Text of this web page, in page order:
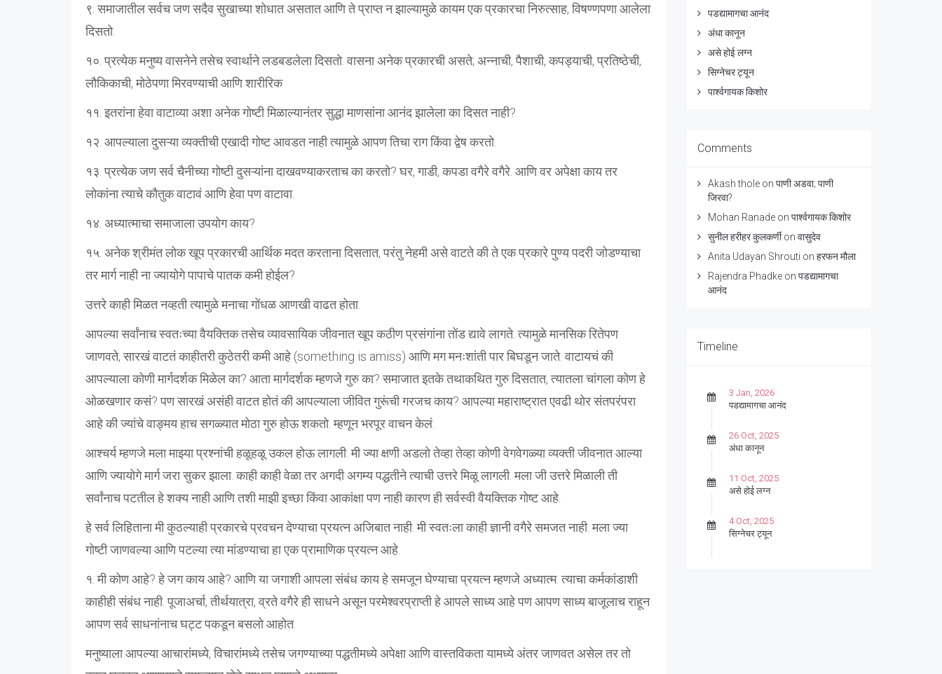
९. समाजातील सर्वच जण सदैव सुखाच्या शोधात असतात आणि ते प्राप्त न झाल्यामुळे कायम एक प्रकारचा निरुत्साह, विषण्णपणा आलेला
दिसतो.
१०. प्रत्येक मनुष्य वासनेने तसेच स्वार्थाने लडबडलेला दिसतो. वासना अनेक प्रकारची असते; अन्नाची, पैशाची, कपड्याची, प्रतिष्ठेची,
लौकिकाची, मोठेपणा मिरवण्याची आणि शारीरिक
११. इतरांना हेवा वाटाव्या अशा अनेक गोष्टी मिळाल्यानंतर सुद्धा माणसांना आनंद झालेला का दिसत नाही?
१२. आपल्याला दुसऱ्या व्यक्तीची एखादी गोष्ट आवडत नाही त्यामुळे आपण तिचा राग किंवा द्वेष करतो.
१३. प्रत्येक जण सर्व चैनीच्या गोष्टी दुसऱ्यांना दाखवण्याकरताच का करतो? घर, गाडी, कपडा वगैरे वगैरे. आणि वर अपेक्षा काय तर
लोकांना त्याचे कौतुक वाटावं आणि हेवा पण वाटावा.
१४. अध्यात्माचा समाजाला उपयोग काय?
१५. अनेक श्रीमंत लोक खूप प्रकारची आर्थिक मदत करताना दिसतात, परंतु नेहमी असे वाटते की ते एक प्रकारे पुण्य पदरी जोडण्याचा
तर मार्ग नाही ना ज्यायोगे पापाचे पातक कमी होईल?
उत्तरे काही मिळत नव्हती त्यामुळे मनाचा गोंधळ आणखी वाढत होता.
आपल्या सर्वांनाच स्वतःच्या वैयक्तिक तसेच व्यावसायिक जीवनात खूप कठीण प्रसंगांना तोंड द्यावे लागते. त्यामुळे मानसिक रितेपण
जाणवते, सारखं वाटतं काहीतरी कुठेतरी कमी आहे (something is amiss) आणि मग मनःशांती पार बिघडून जाते. वाटायचं की
आपल्याला कोणी मार्गदर्शक मिळेल का? आता मार्गदर्शक म्हणजे गुरु का? समाजात इतके तथाकथित गुरु दिसतात, त्यातला चांगला कोण हे
ओळखणार कसं? पण सारखं असंही वाटत होतं की आपल्याला जीवित गुरूंची गरजच काय? आपल्या महाराष्ट्रात एवढी थोर संतपरंपरा
आहे की ज्यांचे वाङ्मय हाच सगळ्यात मोठा गुरु होऊ शकतो. म्हणून भरपूर वाचन केलं.
आश्चर्य म्हणजे मला माझ्या प्रश्नांची हळूहळू उकल होऊ लागली. मी ज्या क्षणी अडलो तेव्हा तेव्हा कोणी वेगवेगळ्या व्यक्ती जीवनात आल्या
आणि ज्यायोगे मार्ग जरा सुकर झाला. काही काही वेळा तर अगदी अगम्य पद्धतीने त्याची उत्तरे मिळू लागली. मला जी उत्तरे मिळाली ती
सर्वांनाच पटतील हे शक्य नाही आणि तशी माझी इच्छा किंवा आकांक्षा पण नाही कारण ही सर्वस्वी वैयक्तिक गोष्ट आहे.
हे सर्व लिहिताना मी कुठल्याही प्रकारचे प्रवचन देण्याचा प्रयत्न अजिबात नाही. मी स्वतःला काही ज्ञानी वगैरे समजत नाही. मला ज्या
गोष्टी जाणवल्या आणि पटल्या त्या मांडण्याचा हा एक प्रामाणिक प्रयत्न आहे.
१. मी कोण आहे? हे जग काय आहे? आणि या जगाशी आपला संबंध काय हे समजून घेण्याचा प्रयत्न म्हणजे अध्यात्म. त्याचा कर्मकांडाशी
काहीही संबंध नाही. पूजाअर्चा, तीर्थयात्रा, व्रते वगैरे ही साधने असून परमेश्वरप्राप्ती हे आपले साध्य आहे पण आपण साध्य बाजूलाच राहून
आपण सर्व साधनांनाच घट्ट पकडून बसलो आहोत.
मनुष्याला आपल्या आचारांमध्ये, विचारांमध्ये तसेच जगण्याच्या पद्धतीमध्ये अपेक्षा आणि वास्तविकता यामध्ये अंतर जाणवत असेल तर तो
पडद्यामागचा आनंद
अंधा कानून
असे होई लग्न
सिग्नेचर ट्यून
पार्श्वगायक किशोर
Comments
Akash tholeon पाणी अडवा; पाणी
जिरवा?
Mohan Ranadeon पार्श्वगायक किशोर
सुनील हरीहर कुलकर्णीon वासुदेव
Anita Udayan Shrouti on हरफन मौला
Rajendra Phadkeon पडद्यामागचा
आनंद
Timeline
3 Jan, 2026
पडद्यामागचा आनंद
26 Oct, 2025
अंधा कानून
11 Oct, 2025
असे होई लग्न
4 Oct, 2025
सिग्नेचर ट्यून